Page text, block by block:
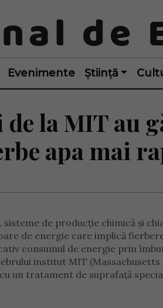
Evenimente Știință
la MIT au
apa mai
de producție chimică și
de energie care implică
consumul de energie prin
institut MIT
un tratament de suprafață